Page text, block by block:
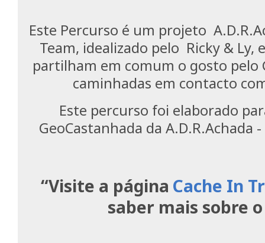
Este Percurso é um projeto
Team, idealizado pelo Ricky & Ly,
partilham em comum o gosto pelo
caminhadas em contacto
Este percurso foi elaborado
GeoCastanhada da A.D.R.Achada
“Visite a página Cache In
saber mais sobre o